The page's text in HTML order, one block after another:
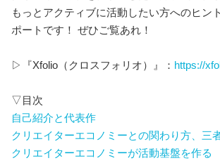
もっとアクティブに活動したい方へのヒン
ポートです！ ぜひご覧あれ！
▷『Xfolio（クロスフォリオ）』： https://
▽目次
自己紹介と代表作
クリエイターエコノミーとの関わり方、三
クリエイターエコノミーが活動基盤を作る